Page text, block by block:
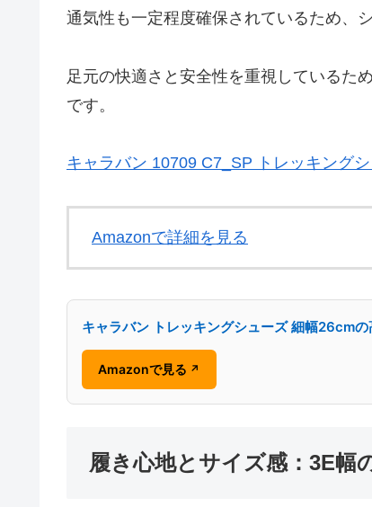
通気性も一定程度確保されているため、
足元の快適さと安全性を重視しているた
です。
キャラバン 10709 C7_SP トレッキング
Amazonで詳細を見る
キャラバン トレッキングシューズ 細幅26cm
Amazonで見る ↗
履き心地とサイズ感：3E幅